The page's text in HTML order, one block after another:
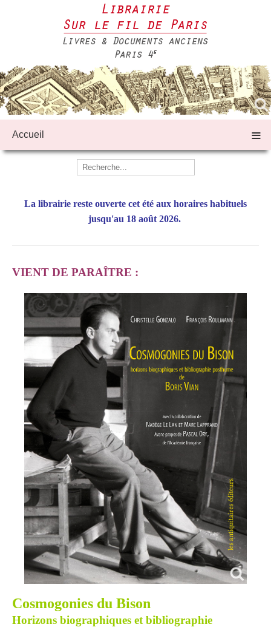
Accueil ≡
La librairie reste ouverte cet été aux horaires habituels
jusqu'au 18 août 2026.
VIENT DE PARAÎTRE :
Cosmogonies du Bison
Horizons biographiques et bibliographie